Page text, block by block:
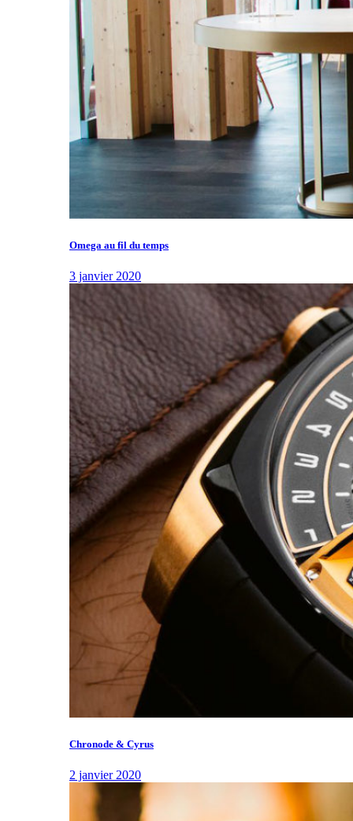
Omega au fil du temps
3 janvier 2020
Chronode & Cyrus
2 janvier 2020